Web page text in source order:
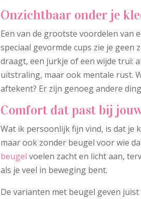
Onzichtbaar onder je
Een van de grootste voordelen van
speciaal gevormde cups zie je
draagt, een jurkje of een wijde trui:
uitstraling, maar ook mentale rust.
aftekent? Er zijn genoeg andere
Comfort dat past bij
Wat ik persoonlijk fijn vind, is dat je
maar ook zonder beugel voor wie
beugel voelen zacht en licht aan,
als je veel in beweging bent.
De varianten met beugel geven